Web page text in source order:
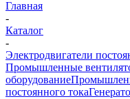
Главная
-
Каталог
-
Электродвигатели
Промышленные
оборудование
постоянного тока